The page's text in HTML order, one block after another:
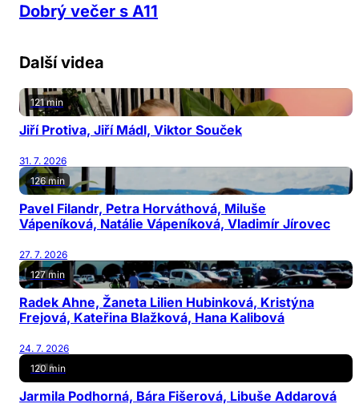
Dobrý večer s A11
Další videa
121 min
Jiří Protiva, Jiří Mádl, Viktor Souček
31. 7. 2026
126 min
Pavel Filandr, Petra Horváthová, Miluše
Vápeníková, Natálie Vápeníková, Vladimír Jírovec
27. 7. 2026
127 min
Radek Ahne, Žaneta Lilien Hubinková, Kristýna
Frejová, Kateřina Blažková, Hana Kalibová
24. 7. 2026
120 min
Jarmila Podhorná, Bára Fišerová, Libuše Addarová